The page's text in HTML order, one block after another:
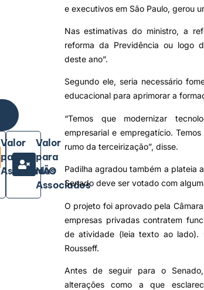
Valor
para
Associados
Valor
para
NÃO
Associados
e executivos em São Paulo, gerou
Nas estimativas do ministro, a
reforma da Previdência ou logo
deste ano”.
Segundo ele, seria necessário
educacional para aprimorar a
“Temos que modernizar
empresarial e empregatício.
rumo da terceirização”, disse.
Padilha agradou também a plateia
Senado deve ser votado com
O projeto foi aprovado pela
empresas privadas contratem
de atividade (leia texto ao lado).
Rousseff.
Antes de seguir para o
alterações como a que